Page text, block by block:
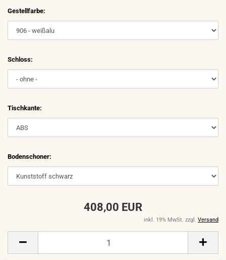
Gestellfarbe:
Schloss:
Tischkante:
Bodenschoner:
408,00 EUR
inkl. 19% MwSt. zzgl. Versand